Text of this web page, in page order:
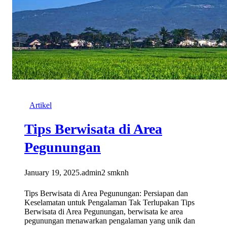
Artikel
Tips Berwisata di Area
Pegunungan
January 19, 2025.admin2 smknh
Tips Berwisata di Area Pegunungan: Persiapan dan
Keselamatan untuk Pengalaman Tak Terlupakan Tips
Berwisata di Area Pegunungan, berwisata ke area
pegunungan menawarkan pengalaman yang unik dan